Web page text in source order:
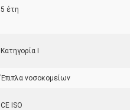
5 έτη
Κατηγορία Ι
Έπιπλα νοσοκομείων
CE ISO